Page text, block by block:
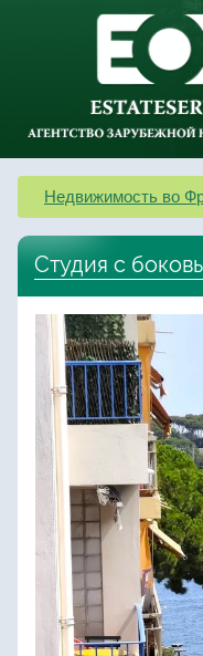
Недвижимость во
Студия с